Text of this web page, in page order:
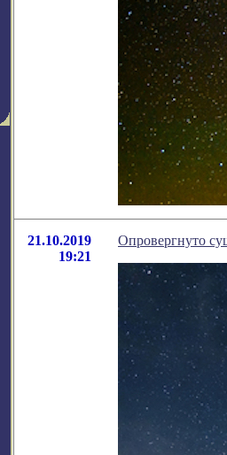
21.10.2019
19:21
Опровергнуто